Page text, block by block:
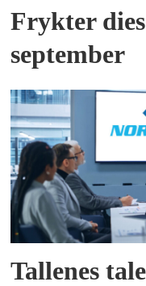
Frykter
september
Tallenes